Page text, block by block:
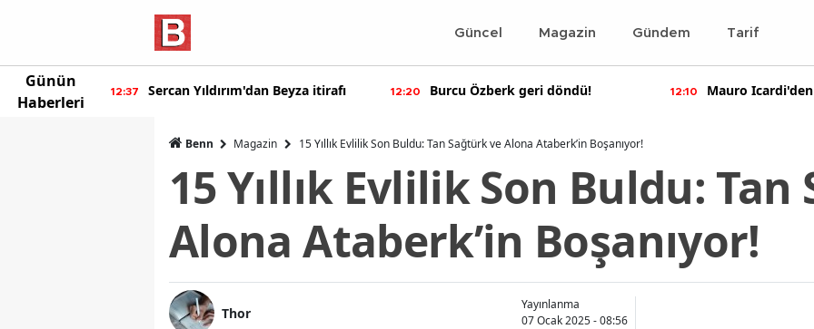
Güncel Magazin Gündem Tarif
Günün
Haberleri
Beyza itirafı 12:20 Burcu Özberk geri döndü! 12:10
Mauro Icardi'den olay yaratan
11:55
Bennu
Benn Magazin 15 Yıllık Evlilik Son Buldu: Tan Sağtürk ve Alona Ataberk’in Boşanıyor!
15 Yıllık Evlilik Son Buldu:
Alona Ataberk’in Boşanıyor!
Thor
Yayınlanma
07 Ocak 2025 - 08:56